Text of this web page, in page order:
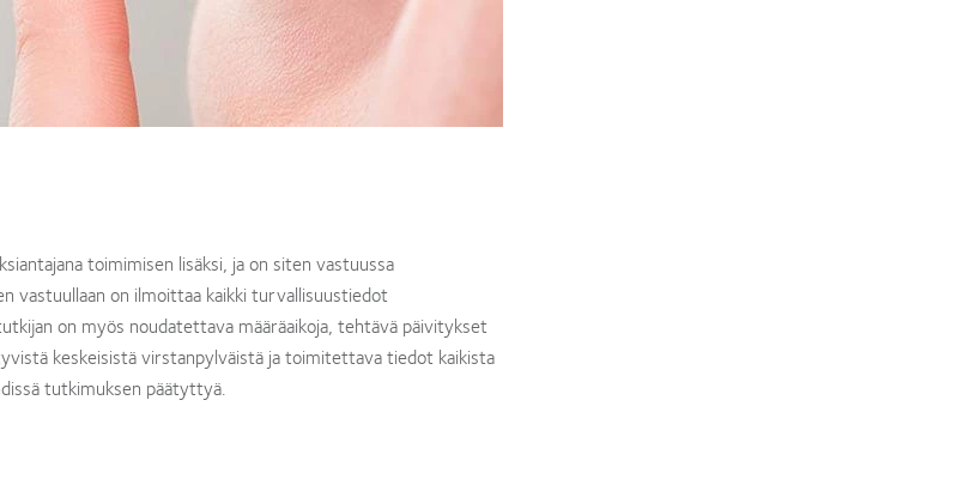
toimimisen lisäksi, ja on siten vastuussa
vastuullaan on ilmoittaa kaikki turvallisuustiedot
on myös noudatettava määräaikoja, tehtävä päivitykset
keskeisistä virstanpylväistä ja toimitettava tiedot kaikista
tutkimuksen päätyttyä.